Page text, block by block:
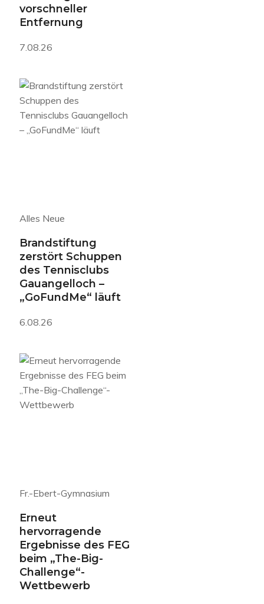
vorschneller
Entfernung
7.08.26
Alles Neue
Brandstiftung
zerstört Schuppen
des Tennisclubs
Gauangelloch –
„GoFundMe“ läuft
6.08.26
Fr.-Ebert-Gymnasium
Erneut
hervorragende
Ergebnisse des FEG
beim „The-Big-
Challenge“-
Wettbewerb